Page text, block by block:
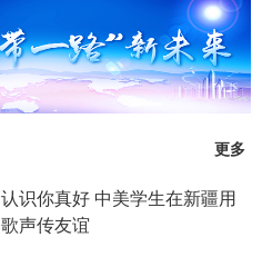
更多
认识你真好 中美学生在新疆用
歌声传友谊